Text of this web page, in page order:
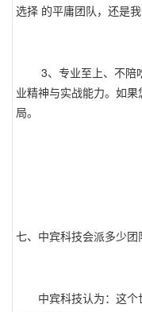
选择 的平庸团队，还是
3、专业至上、不陪吃
业精神与实战能力。如
局。
七、中宾科技会派多少团
中宾科技认为：这个